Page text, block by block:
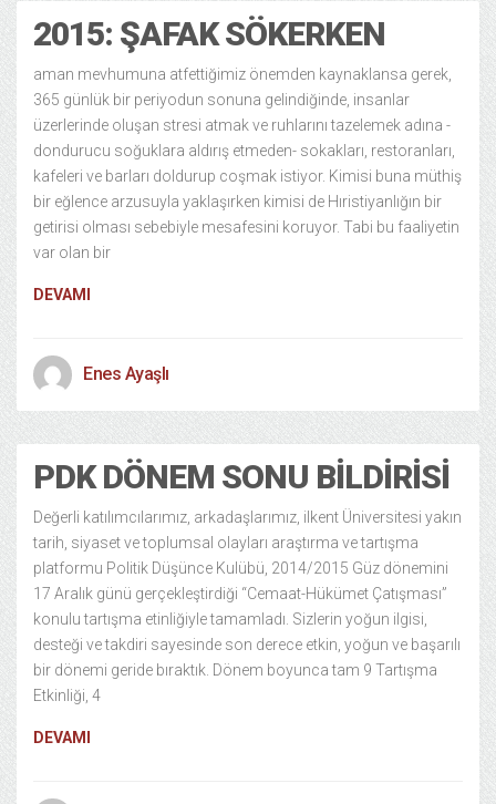
2015: ŞAFAK SÖKERKEN
aman mevhumuna atfettiğimiz önemden kaynaklansa gerek,
365 günlük bir periyodun sonuna gelindiğinde, insanlar
üzerlerinde oluşan stresi atmak ve ruhlarını tazelemek adına -
dondurucu soğuklara aldırış etmeden- sokakları, restoranları,
kafeleri ve barları doldurup coşmak istiyor. Kimisi buna müthiş
bir eğlence arzusuyla yaklaşırken kimisi de Hıristiyanlığın bir
getirisi olması sebebiyle mesafesini koruyor. Tabi bu faaliyetin
var olan bir
DEVAMI
Enes Ayaşlı
PDK DÖNEM SONU BILDIRISI
Değerli katılımcılarımız, arkadaşlarımız, ilkent Üniversitesi yakın
tarih, siyaset ve toplumsal olayları araştırma ve tartışma
platformu Politik Düşünce Kulübü, 2014/2015 Güz dönemini
17 Aralık günü gerçekleştirdiği “Cemaat-Hükümet Çatışması”
konulu tartışma etinliğiyle tamamladı. Sizlerin yoğun ilgisi,
desteği ve takdiri sayesinde son derece etkin, yoğun ve başarılı
bir dönemi geride bıraktık. Dönem boyunca tam 9 Tartışma
Etkinliği, 4
DEVAMI